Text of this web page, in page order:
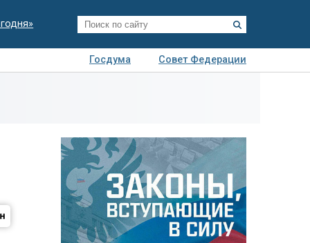
Госдума
Совет Федерации